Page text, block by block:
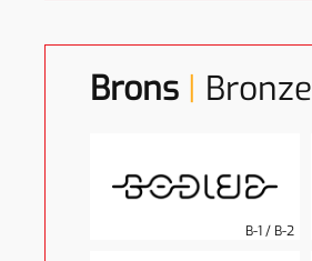
Brons | Bronze
B-1 / B-2